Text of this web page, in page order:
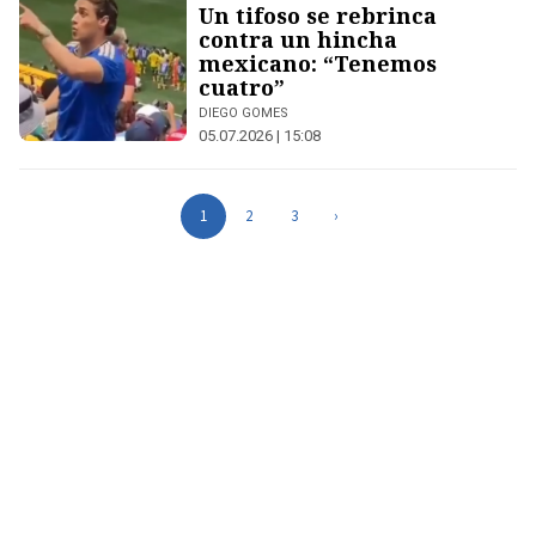
Un tifoso se rebrinca
contra un hincha
mexicano: “Tenemos
cuatro”
DIEGO GOMES
05.07.2026 | 15:08
1 2 3 ›